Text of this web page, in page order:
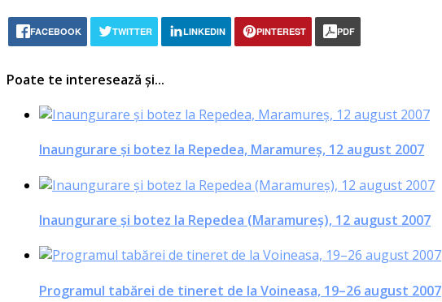
FACEBOOK TWITTER LINKEDIN PINTEREST PDF
Poate te interesează și...
Inaungurare şi botez la Repedea, Maramureş, 12 august 2007
Inaungurare şi botez la Repedea (Maramureş), 12 august 2007
Programul tabărei de tineret de la Voineasa, 19–26 august 2007